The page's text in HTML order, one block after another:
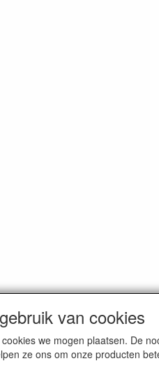
van cookies
we mogen plaatsen. De
ze ons om onze producten